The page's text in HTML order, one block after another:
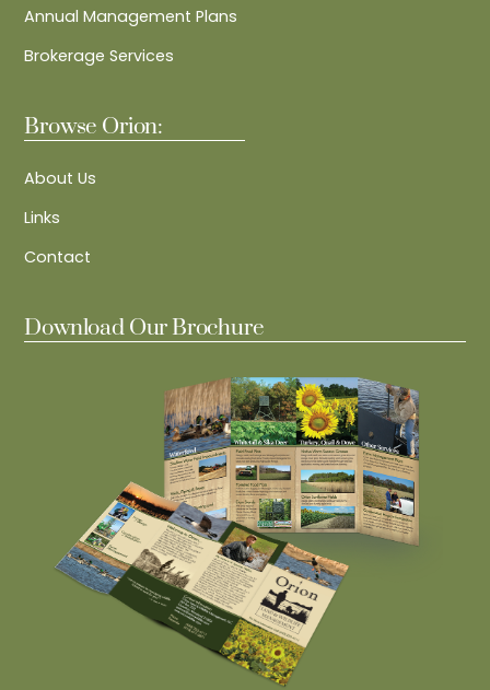
Annual Management Plans
Brokerage Services
Browse Orion:
About Us
Links
Contact
Download Our Brochure